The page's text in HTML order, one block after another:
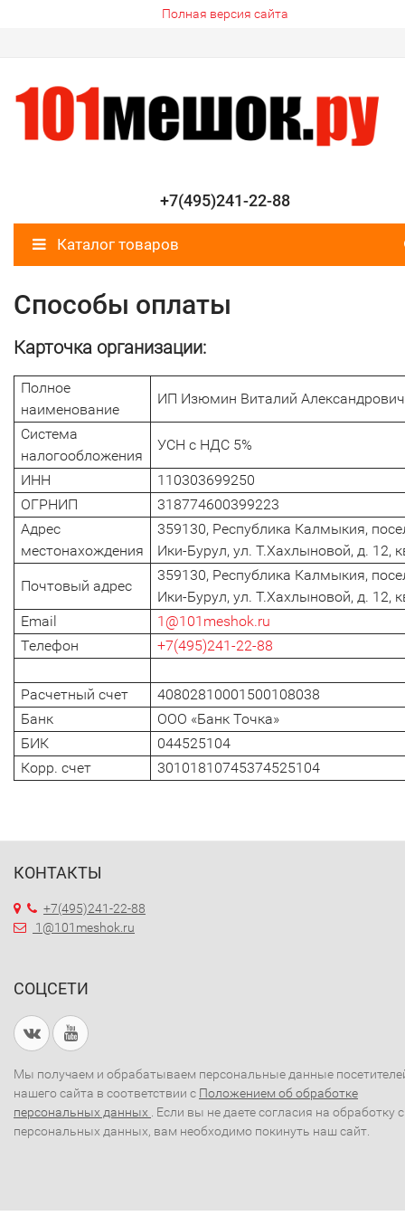
Полная версия сайта
+7(495)241-22-88
Каталог товаров
Способы оплаты
Карточка организации:
Полное
наименование
ИП Изюмин Виталий Александрович
Система
налогообложения
УСН с НДС 5%
ИНН
110303699250
ОГРНИП
318774600399223
Адрес
местонахождения
359130, Республика Калмыкия,
Ики-Бурул, ул. Т.Хахлыновой, д. 12,
Почтовый адрес
359130, Республика Калмыкия,
Ики-Бурул, ул. Т.Хахлыновой, д. 12,
Email
1@101meshok.ru
Телефон
+7(495)241-22-88
Расчетный счет
40802810001500108038
Банк
ООО «Банк Точка»
БИК
044525104
Корр. счет
30101810745374525104
КОНТАКТЫ
+7(495)241-22-88
1@101meshok.ru
СОЦСЕТИ
Мы получаем и обрабатываем персональные данные
нашего сайта в соответствии с Положением об обработке
персональных данных . Если вы не даете согласия на обработку
персональных данных, вам необходимо покинуть наш сайт.